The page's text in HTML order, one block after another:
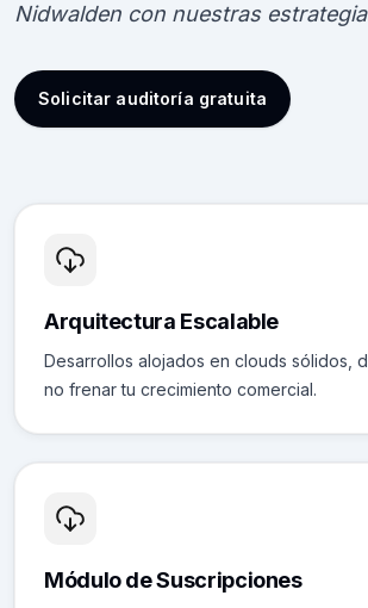
Nidwalden con nuestras
Solicitar auditoría gratuita
Arquitectura Escalable
Desarrollos alojados en clouds sólidos,
no frenar tu crecimiento comercial.
Módulo de Suscripciones